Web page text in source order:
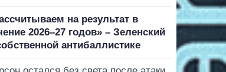
на результат в
2026–27 годов» – Зеленский
антибаллистике